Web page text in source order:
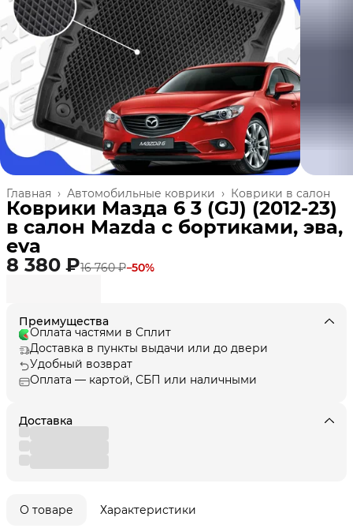
Коврики в салон
Автомобильные коврики ›
Главная ›
Коврики Мазда 6 3 (GJ) (2012-23)
в салон Mazda с бортиками, эва,
eva
8 380 ₽16 760 ₽−50%
Преимущества
Оплата частями в Сплит
Доставка в пункты выдачи или до двери
Удобный возврат
Оплата — картой, СБП или наличными
Доставка
О товаре Характеристики